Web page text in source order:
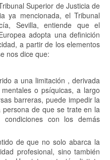
Superior de Justicia de
ya mencionada, el Tribunal
Sevilla, entiende que el
adopta una definición
a partir de los elementos
nos dice que:
a una limitación , derivada
o psíquicas, a largo
barreras, puede impedir la
de que se trate en la
con los demás
de que no solo abarca la
profesional, sino también